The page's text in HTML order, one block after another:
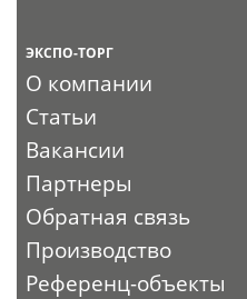
ЭКСПО-ТОРГ
О компании
Статьи
Вакансии
Партнеры
Обратная связь
Производство
Референц-объекты